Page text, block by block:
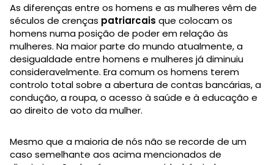
As diferenças entre os homens e as mulheres vêm de
séculos de crenças patriarcais que colocam os
homens numa posição de poder em relação às
mulheres. Na maior parte do mundo atualmente, a
desigualdade entre homens e mulheres já diminuiu
consideravelmente. Era comum os homens terem
controlo total sobre a abertura de contas bancárias, a
condução, a roupa, o acesso à saúde e à educação e
ao direito de voto da mulher.
Mesmo que a maioria de nós não se recorde de um
caso semelhante aos acima mencionados de